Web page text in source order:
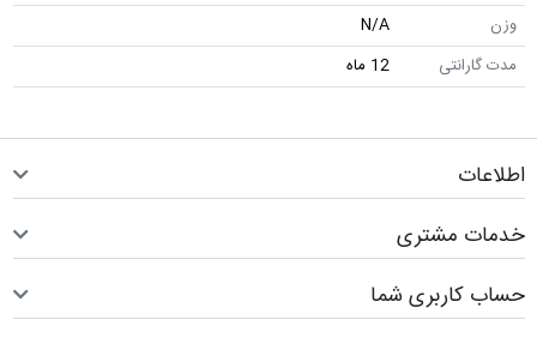
وزن
N/A
مدت گارانتی
12 ماه
اطلاعات
خدمات مشتری
حساب کاربری شما